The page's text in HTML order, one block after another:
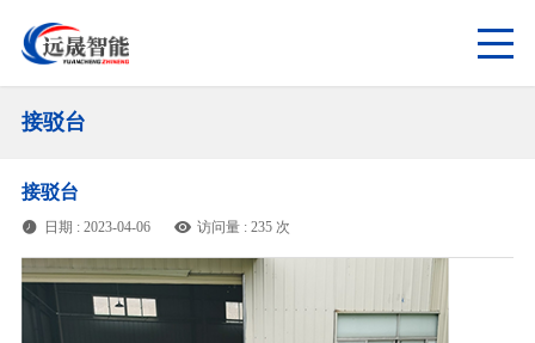
接驳台
接驳台
 日期 : 2023-04-06  访问量 : 235 次